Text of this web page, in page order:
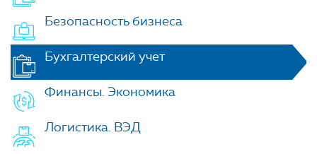
Безопасность бизнеса
Бухгалтерский учет
Финансы. Экономика
Логистика. ВЭД